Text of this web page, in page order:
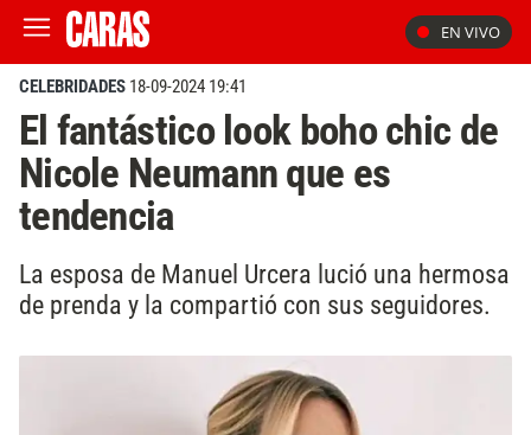
EN VIVO
CELEBRIDADES 18-09-2024 19:41
El fantástico look boho chic de
Nicole Neumann que es
tendencia
La esposa de Manuel Urcera lució una hermosa
de prenda y la compartió con sus seguidores.